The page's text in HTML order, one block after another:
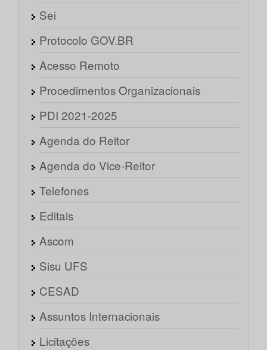
Sei
Protocolo GOV.BR
Acesso Remoto
Procedimentos Organizacionais
PDI 2021-2025
Agenda do Reitor
Agenda do Vice-Reitor
Telefones
Editais
Ascom
Sisu UFS
CESAD
Assuntos Internacionais
Licitações